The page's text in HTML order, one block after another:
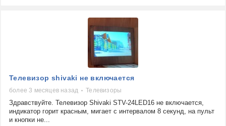
Телевизор shivaki не включается
более 3 месяцев назад Телевизоры
Здравствуйте. Телевизор Shivaki STV-24LED16 не включается,
индикатор горит красным, мигает с интервалом 8 секунд, на пульт
и кнопки не...